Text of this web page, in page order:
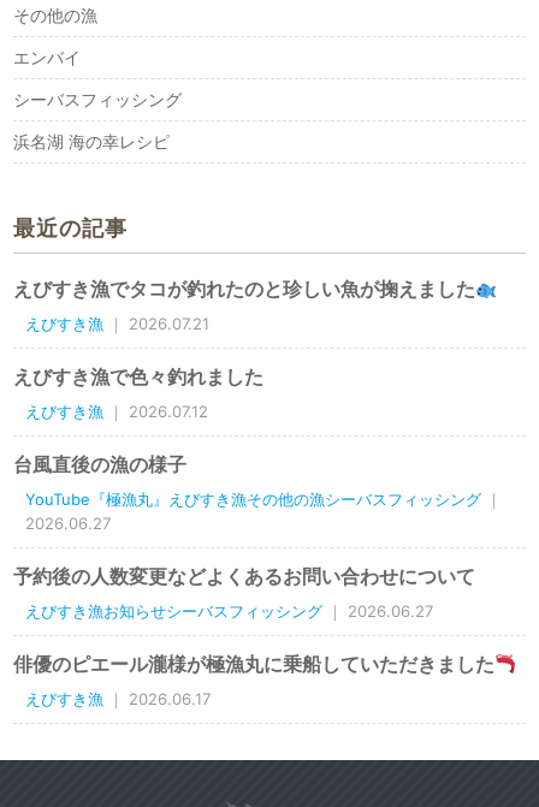
その他の漁
エンバイ
シーバスフィッシング
浜名湖 海の幸レシピ
最近の記事
えびすき漁でタコが釣れたのと珍しい魚が掬えました
えびすき漁 ｜ 2026.07.21
えびすき漁で色々釣れました
えびすき漁 ｜ 2026.07.12
台風直後の漁の様子
YouTube『極漁丸』えびすき漁その他の漁シーバスフィッシング
｜
2026.06.27
予約後の人数変更などよくあるお問い合わせについて
えびすき漁お知らせシーバスフィッシング ｜ 2026.06.27
俳優のピエール瀧様が極漁丸に乗船していただきました
えびすき漁 ｜ 2026.06.17